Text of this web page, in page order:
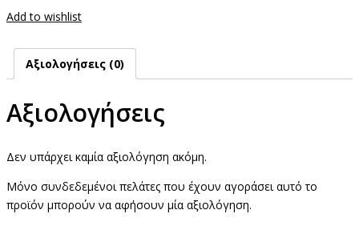
Add to wishlist
Αξιολογήσεις (0)
Αξιολογήσεις
Δεν υπάρχει καμία αξιολόγηση ακόμη.
Μόνο συνδεδεμένοι πελάτες που έχουν αγοράσει αυτό το
προϊόν μπορούν να αφήσουν μία αξιολόγηση.